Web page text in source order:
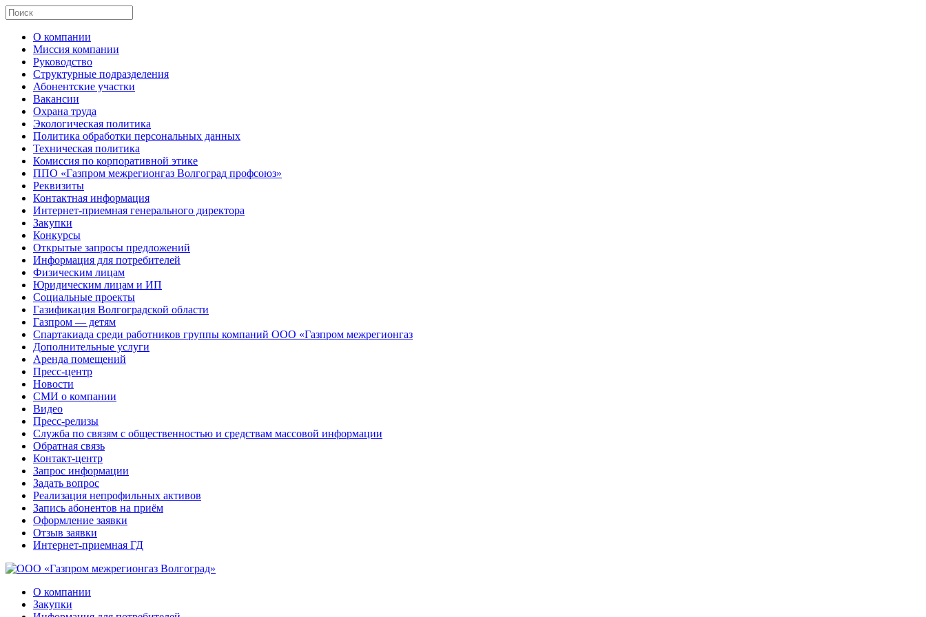
О компании
Миссия компании
Руководство
Структурные подразделения
Абонентские участки
Вакансии
Охрана труда
Экологическая политика
Политика обработки персональных данных
Техническая политика
Комиссия по корпоративной этике
ППО «Газпром межрегионгаз Волгоград профсоюз»
Реквизиты
Контактная информация
Интернет-приемная генерального директора
Закупки
Конкурсы
Открытые запросы предложений
Информация для потребителей
Физическим лицам
Юридическим лицам и ИП
Социальные проекты
Газификация Волгоградской области
Газпром — детям
Спартакиада среди работников группы компаний ООО «Газпром межрегионгаз
Дополнительные услуги
Аренда помещений
Пресс-центр
Новости
СМИ о компании
Видео
Пресс-релизы
Служба по связям с общественностью и средствам массовой информации
Обратная связь
Контакт-центр
Запрос информации
Задать вопрос
Реализация непрофильных активов
Запись абонентов на приём
Оформление заявки
Отзыв заявки
Интернет-приемная ГД
О компании
Закупки